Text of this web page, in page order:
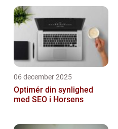
06 december 2025
Optimér din synlighed
med SEO i Horsens